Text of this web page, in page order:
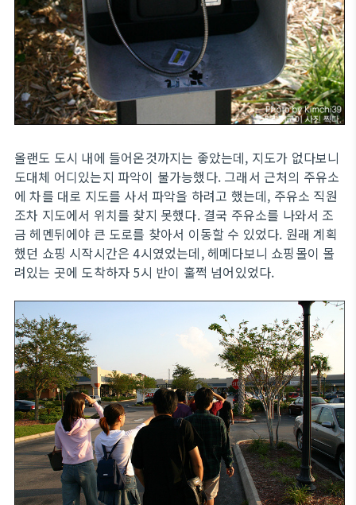
올랜도 도시 내에 들어온것까지는 좋았는데, 지도가 없다보니
도대체 어디있는지 파악이 불가능했다. 그래서 근처의 주유소
에 차를 대로 지도를 사서 파악을 하려고 했는데, 주유소 직원
조차 지도에서 위치를 찾지 못했다. 결국 주유소를 나와서 조
금 헤멘뒤에야 큰 도로를 찾아서 이동할 수 있었다. 원래 계획
했던 쇼핑 시작시간은 4시였었는데, 헤메다보니 쇼핑몰이 몰
려있는 곳에 도착하자 5시 반이 훌쩍 넘어있었다.